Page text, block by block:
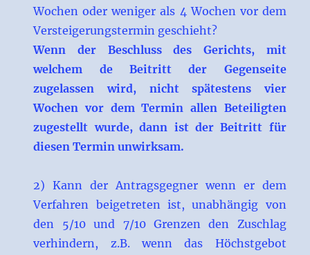
Wochen oder weniger als 4 Wochen vor dem
Versteigerungstermin geschieht?
Wenn der Beschluss des Gerichts, mit
welchem de Beitritt der Gegenseite
zugelassen wird, nicht spätestens vier
Wochen vor dem Termin allen Beteiligten
zugestellt wurde, dann ist der Beitritt für
diesen Termin unwirksam.
2) Kann der Antragsgegner wenn er dem
Verfahren beigetreten ist, unabhängig von
den 5/10 und 7/10 Grenzen den Zuschlag
verhindern, z.B. wenn das Höchstgebot